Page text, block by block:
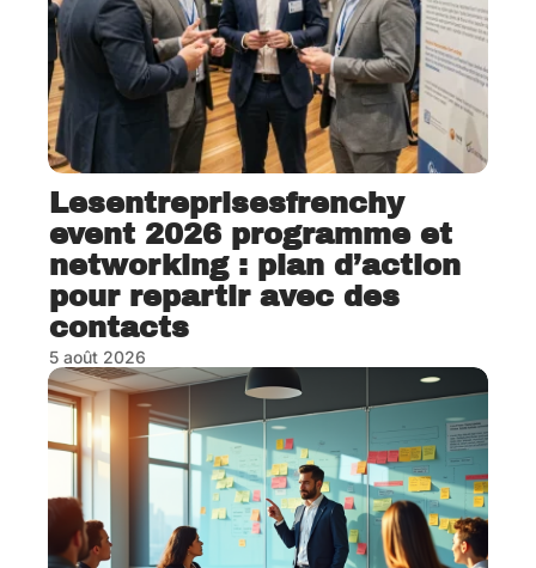
Lesentreprisesfrenchy
event 2026 programme et
networking : plan d’action
pour repartir avec des
contacts
5 août 2026